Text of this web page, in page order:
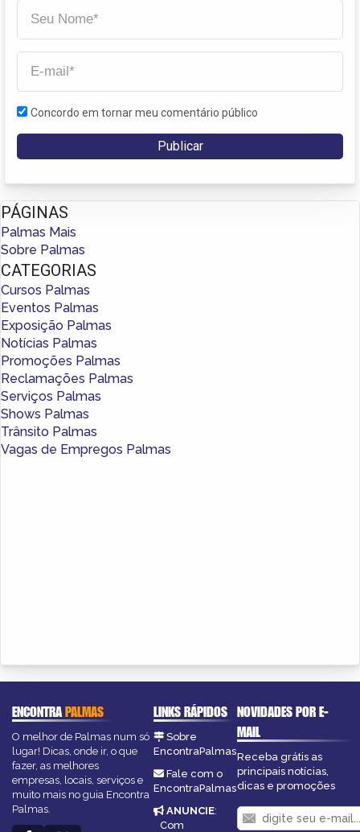
Concordo em tornar meu comentário público
PÁGINAS
Palmas Mais
Sobre Palmas
CATEGORIAS
Cursos Palmas
Eventos Palmas
Exposição Palmas
Notícias Palmas
Promoções Palmas
Reclamações Palmas
Serviços Palmas
Shows Palmas
Trânsito Palmas
Vagas de Empregos Palmas
ENCONTRAPALMAS
O melhor de Palmas num só
lugar! Dicas, onde ir, o que
fazer, as melhores
empresas, locais, serviços e
muito mais no guia Encontra
Palmas.
LINKS RÁPIDOS
Sobre
EncontraPalmas
Fale com o
EncontraPalmas
ANUNCIE:
Com
NOVIDADES POR E-
MAIL
Receba grátis as
principais notícias,
dicas e promoções